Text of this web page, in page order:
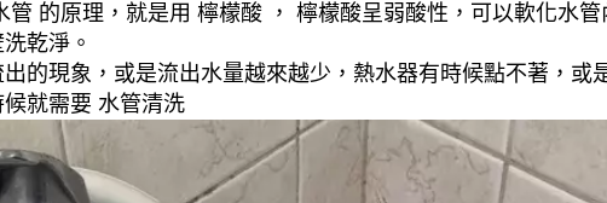
的原理，就是用 檸檬酸 ， 檸檬酸呈弱酸性，可以軟化水
乾淨。
的現象，或是流出水量越來越少，熱水器有時候點不著，或
就需要 水管清洗